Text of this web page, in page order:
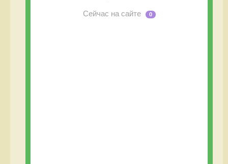
Сейчас на сайте 0